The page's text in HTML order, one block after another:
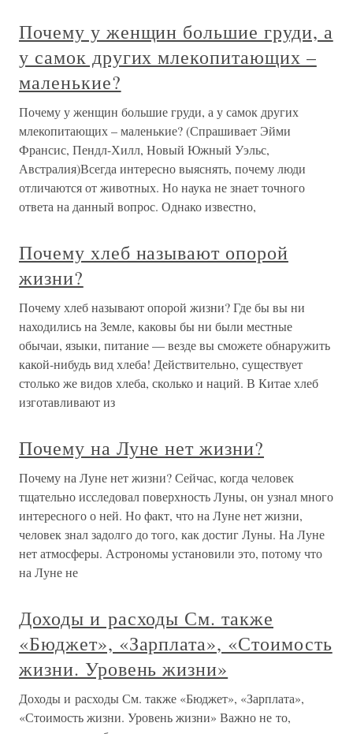
Почему у женщин большие груди, а
у самок других млекопитающих –
маленькие?
Почему у женщин большие груди, а у самок других
млекопитающих – маленькие? (Спрашивает Эйми
Франсис, Пендл-Хилл, Новый Южный Уэльс,
Австралия)Всегда интересно выяснять, почему люди
отличаются от животных. Но наука не знает точного
ответа на данный вопрос. Однако известно,
Почему хлеб называют опорой
жизни?
Почему хлеб называют опорой жизни? Где бы вы ни
находились на Земле, каковы бы ни были местные
обычаи, языки, питание — везде вы сможете обнаружить
какой-нибудь вид хлеба! Действительно, существует
столько же видов хлеба, сколько и наций. В Китае хлеб
изготавливают из
Почему на Луне нет жизни?
Почему на Луне нет жизни? Сейчас, когда человек
тщательно исследовал поверхность Луны, он узнал много
интересного о ней. Но факт, что на Луне нет жизни,
человек знал задолго до того, как достиг Луны. На Луне
нет атмосферы. Астрономы установили это, потому что
на Луне не
Доходы и расходы См. также
«Бюджет», «Зарплата», «Стоимость
жизни. Уровень жизни»
Доходы и расходы См. также «Бюджет», «Зарплата»,
«Стоимость жизни. Уровень жизни» Важно не то,